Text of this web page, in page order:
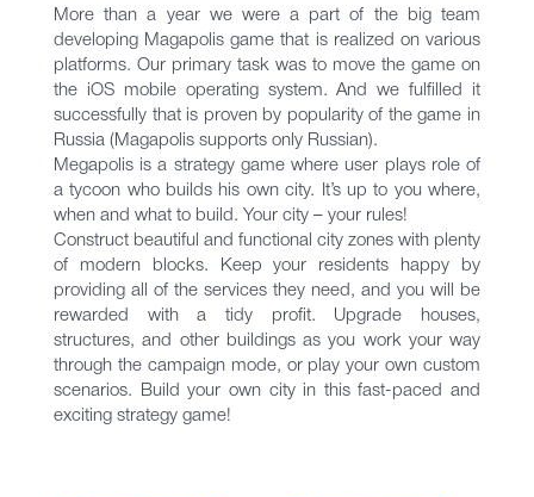
More than a year we were a part of the big team
developing Magapolis game that is realized on various
platforms. Our primary task was to move the game on
the iOS mobile operating system. And we fulfilled it
successfully that is proven by popularity of the game in
Russia (Magapolis supports only Russian).
Megapolis is a strategy game where user plays role of
a tycoon who builds his own city. It’s up to you where,
when and what to build. Your city – your rules!
Construct beautiful and functional city zones with plenty
of modern blocks. Keep your residents happy by
providing all of the services they need, and you will be
rewarded with a tidy profit. Upgrade houses,
structures, and other buildings as you work your way
through the campaign mode, or play your own custom
scenarios. Build your own city in this fast-paced and
exciting strategy game!